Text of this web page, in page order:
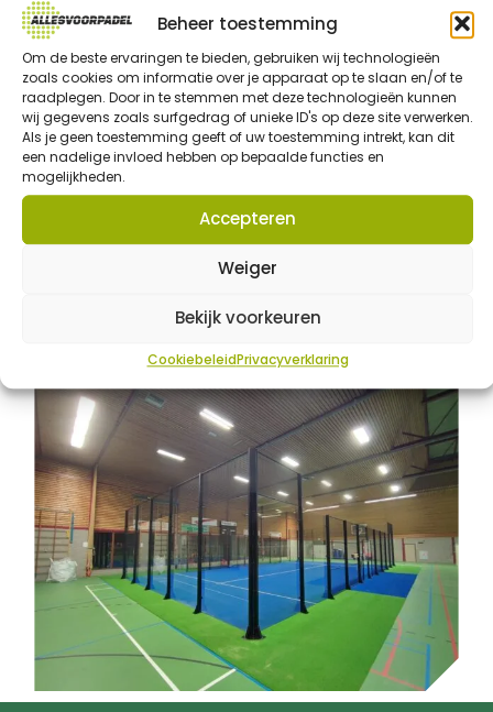
Beheer toestemming
Om de beste ervaringen te bieden, gebruiken wij technologieën
zoals cookies om informatie over je apparaat op te slaan en/of te
raadplegen. Door in te stemmen met deze technologieën kunnen
wij gegevens zoals surfgedrag of unieke ID's op deze site verwerken.
Als je geen toestemming geeft of uw toestemming intrekt, kan dit
een nadelige invloed hebben op bepaalde functies en
mogelijkheden.
Accepteren
Weiger
Bekijk voorkeuren
CookiebeleidPrivacyverklaring